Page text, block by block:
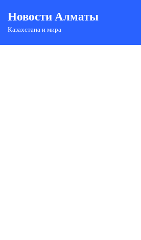
Новости Алматы
Казахстана и мира